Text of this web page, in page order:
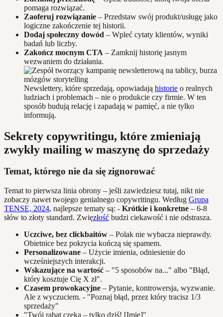
pomaga rozwiązać.
Zaoferuj rozwiązanie – Przedstaw swój produkt/usługę jako
logiczne zakończenie tej historii.
Dodaj społeczny dowód – Wpleć cytaty klientów, wyniki
badań lub liczby.
Zakończ mocnym CTA – Zamknij historię jasnym
wezwaniem do działania.
Newslettery, które sprzedają, opowiadają historie o realnych
ludziach i problemach – nie o produkcie czy firmie. W ten
sposób budują relację i zapadają w pamięć, a nie tylko
informują.
Sekrety copywritingu, które zmieniają
zwykły mailing w maszynę do sprzedaży
Temat, którego nie da się zignorować
Temat to pierwsza linia obrony – jeśli zawiedziesz tutaj, nikt nie
zobaczy nawet twojego genialnego copywritingu. Według Grupa
TENSE, 2024, najlepsze tematy są: - Krótkie i konkretne – 6-8
słów to złoty standard. Zwięzłość budzi ciekawość i nie odstrasza.
Uczciwe, bez clickbaitów – Polak nie wybacza nieprawdy.
Obietnice bez pokrycia kończą się spamem.
Personalizowane – Użycie imienia, odniesienie do
wcześniejszych interakcji.
Wskazujące na wartość – "5 sposobów na..." albo "Błąd,
który kosztuje Cię X zł".
Czasem prowokacyjne – Pytanie, kontrowersja, wyzwanie.
Ale z wyczuciem. - "Poznaj błąd, przez który tracisz 1/3
sprzedaży"
"Twój rabat czeka – tylko dziś! [Imię]"